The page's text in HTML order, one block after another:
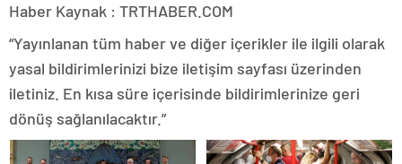
Haber Kaynak : TRTHABER.COM
“Yayınlanan tüm haber ve diğer içerikler ile ilgili olarak
yasal bildirimlerinizi bize iletişim sayfası üzerinden
iletiniz. En kısa süre içerisinde bildirimlerinize geri
dönüş sağlanılacaktır.”